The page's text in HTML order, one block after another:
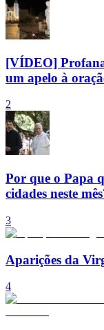
[VÍDEO]
um apelo à
2
Por que o Papa
cidades neste
3
Aparições da
4